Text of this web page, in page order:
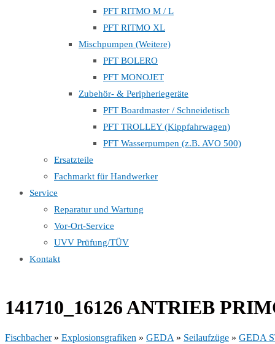
PFT RITMO M / L
PFT RITMO XL
Mischpumpen (Weitere)
PFT BOLERO
PFT MONOJET
Zubehör- & Peripheriegeräte
PFT Boardmaster / Schneidetisch
PFT TROLLEY (Kippfahrwagen)
PFT Wasserpumpen (z.B. AVO 500)
Ersatzteile
Fachmarkt für Handwerker
Service
Reparatur und Wartung
Vor-Ort-Service
UVV Prüfung/TÜV
Kontakt
141710_16126 ANTRIEB
Fischbacher» Explosionsgrafiken » GEDA » Seilaufzüge » GEDA